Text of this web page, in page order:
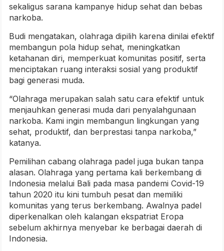
sekaligus sarana kampanye hidup sehat dan bebas
narkoba.
Budi mengatakan, olahraga dipilih karena dinilai efektif
membangun pola hidup sehat, meningkatkan
ketahanan diri, memperkuat komunitas positif, serta
menciptakan ruang interaksi sosial yang produktif
bagi generasi muda.
“Olahraga merupakan salah satu cara efektif untuk
menjauhkan generasi muda dari penyalahgunaan
narkoba. Kami ingin membangun lingkungan yang
sehat, produktif, dan berprestasi tanpa narkoba,”
katanya.
Pemilihan cabang olahraga padel juga bukan tanpa
alasan. Olahraga yang pertama kali berkembang di
Indonesia melalui Bali pada masa pandemi Covid-19
tahun 2020 itu kini tumbuh pesat dan memiliki
komunitas yang terus berkembang. Awalnya padel
diperkenalkan oleh kalangan ekspatriat Eropa
sebelum akhirnya menyebar ke berbagai daerah di
Indonesia.